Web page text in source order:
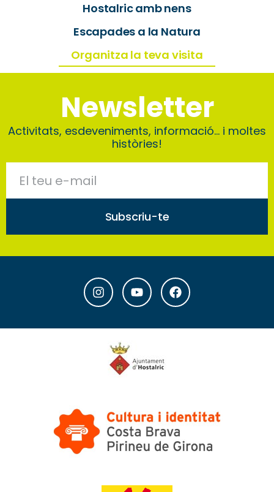
Hostalric amb nens
Escapades a la Natura
Organitza la teva visita
Newsletter
Activitats, esdeveniments, informació… i moltes
històries!
Subscriu-te